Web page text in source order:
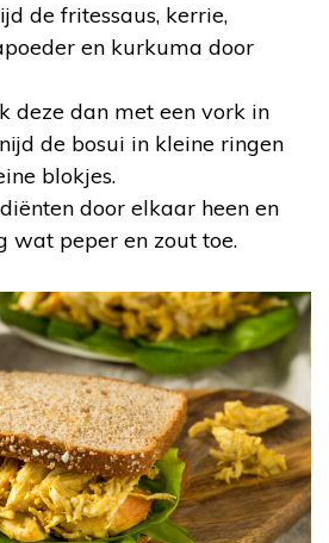
de fritessaus, kerrie,
en kurkuma door
deze dan met een vork in
de bosui in kleine ringen
blokjes.
door elkaar heen en
wat peper en zout toe.